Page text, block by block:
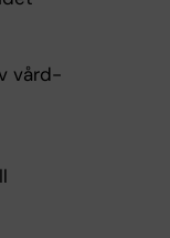
vård-